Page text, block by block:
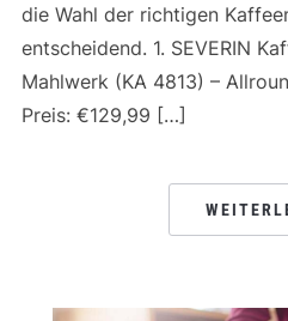
die Wahl der richtigen
entscheidend. 1. SEVERIN
Mahlwerk (KA 4813) –
Preis: €129,99 […]